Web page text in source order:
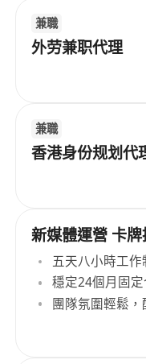
兼職
外劳兼职代理
兼職
香港身份规划代
五天八小時工
穩定24個月固
團隊氛圍輕鬆